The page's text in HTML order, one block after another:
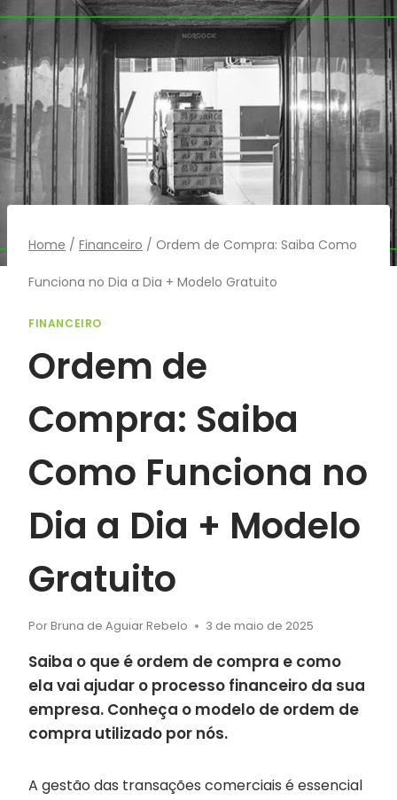
Pular
para
o
Conteúdo
Home / Financeiro / Ordem de Compra: Saiba Como
Funciona no Dia a Dia + Modelo Gratuito
FINANCEIRO
Ordem de
Compra: Saiba
Como Funciona no
Dia a Dia + Modelo
Gratuito
PorBruna de Aguiar Rebelo 3 de maio de 2025
Saiba o que é ordem de compra e como
ela vai ajudar o processo financeiro da sua
empresa. Conheça o modelo de ordem de
compra utilizado por nós.
A gestão das transações comerciais é essencial